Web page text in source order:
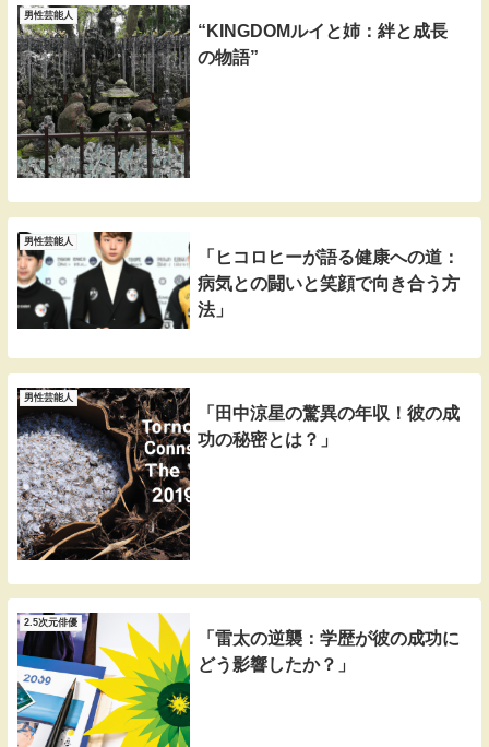
男性芸能人
“KINGDOMルイと姉：絆と成長
の物語”
男性芸能人
「ヒコロヒーが語る健康への道：
病気との闘いと笑顔で向き合う方
法」
男性芸能人
「田中涼星の驚異の年収！彼の成
功の秘密とは？」
2.5次元俳優
「雷太の逆襲：学歴が彼の成功に
どう影響したか？」